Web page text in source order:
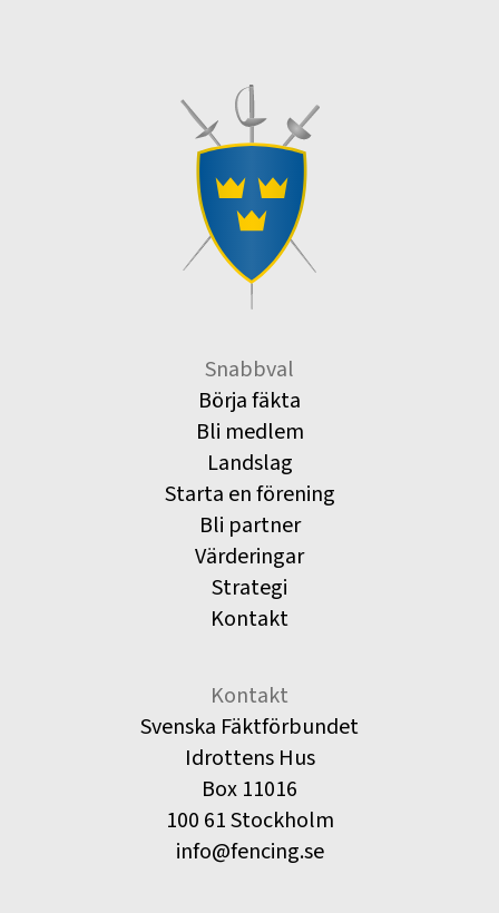
Snabbval
Börja fäkta
Bli medlem
Landslag
Starta en förening
Bli partner
Värderingar
Strategi
Kontakt
Kontakt
Svenska Fäktförbundet
Idrottens Hus
Box 11016
100 61 Stockholm
info@fencing.se